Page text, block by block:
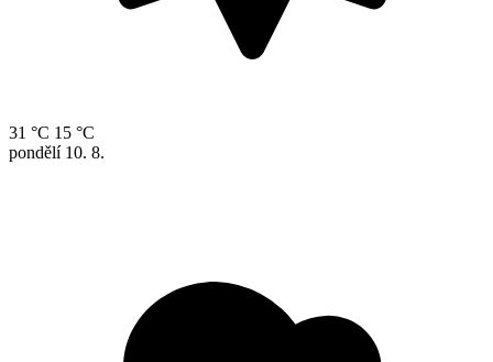
31 °C 15 °C
pondělí 10. 8.